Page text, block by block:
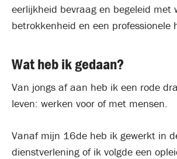
eerlijkheid bevraag en begeleid met
betrokkenheid en een professionele
Wat heb ik gedaan?
Van jongs af aan heb ik een rode
leven: werken voor of met mensen.
Vanaf mijn 16de heb ik gewerkt in
dienstverlening of ik volgde een